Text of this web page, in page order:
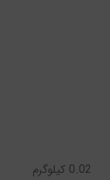
0.02 کیلوگرم